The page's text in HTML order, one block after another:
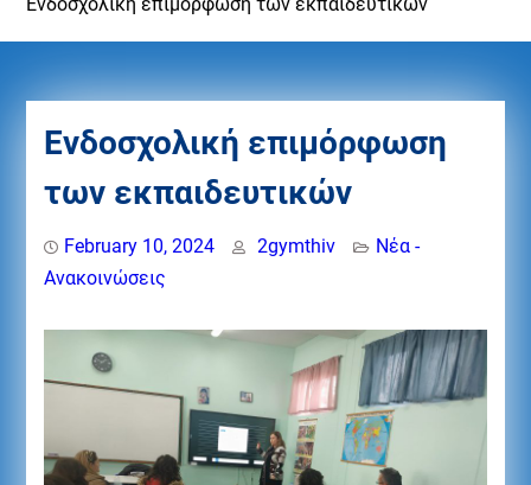
Ενδοσχολική επιμόρφωση
των εκπαιδευτικών
February 10, 2024 2gymthiv
Νέα -
Ανακοινώσεις